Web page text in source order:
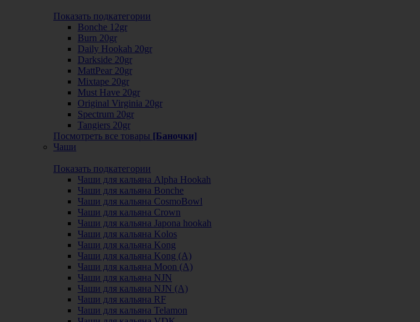
Показать подкатегории
Bonche 12gr
Burn 20gr
Daily Hookah 20gr
Darkside 20gr
MattPear 20gr
Mixtape 20gr
Must Have 20gr
Original Virginia 20gr
Spectrum 20gr
Tangiers 20gr
Посмотреть все товары [Баночки]
Чаши
Показать подкатегории
Чаши для кальяна Alpha Hookah
Чаши для кальяна Bonche
Чаши для кальяна CosmoBowl
Чаши для кальяна Crown
Чаши для кальяна Japona hookah
Чаши для кальяна Kolos
Чаши для кальяна Kong
Чаши для кальяна Kong (A)
Чаши для кальяна Moon (А)
Чаши для кальяна NJN
Чаши для кальяна NJN (А)
Чаши для кальяна RF
Чаши для кальяна Telamon